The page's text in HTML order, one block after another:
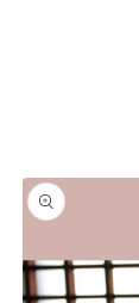
Skip to
product
information